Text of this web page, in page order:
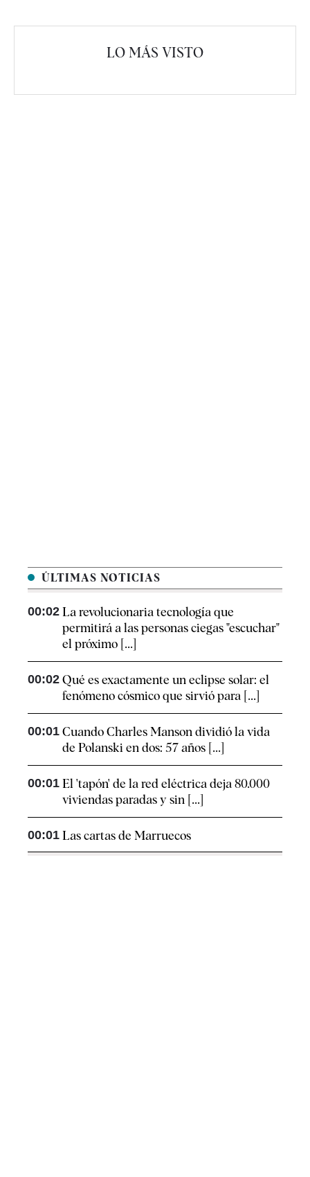
LO MÁS VISTO
ÚLTIMAS NOTICIAS
00:02 La revolucionaria tecnología que
permitirá a las personas ciegas "escuchar"
el próximo [...]
00:02 Qué es exactamente un eclipse solar: el
fenómeno cósmico que sirvió para [...]
00:01 Cuando Charles Manson dividió la vida
de Polanski en dos: 57 años [...]
00:01 El 'tapón' de la red eléctrica deja 80.000
viviendas paradas y sin [...]
00:01 Las cartas de Marruecos